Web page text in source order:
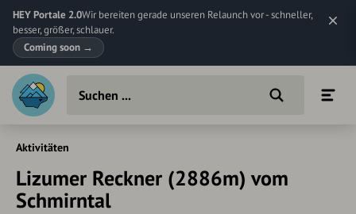
HEY Portale 2.0Wir bereiten gerade unseren Relaunch vor - schneller,
besser, größer, schlauer.
Coming soon →
Aktivitäten
Lizumer Reckner (2886m) vom
Schmirntal